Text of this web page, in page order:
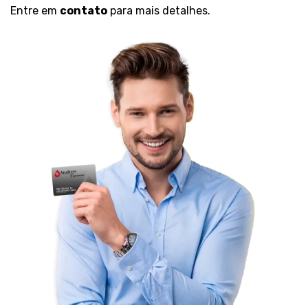
Entre em contato para mais detalhes.